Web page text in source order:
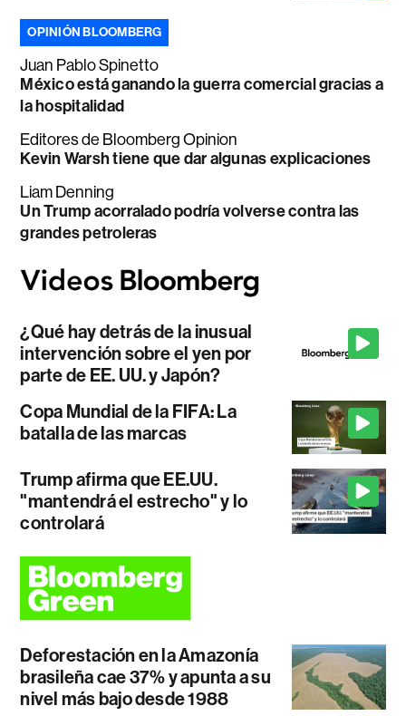
OPINIÓN BLOOMBERG
Juan Pablo Spinetto
México está ganando la guerra comercial gracias a
la hospitalidad
Editores de Bloomberg Opinion
Kevin Warsh tiene que dar algunas explicaciones
Liam Denning
Un Trump acorralado podría volverse contra las
grandes petroleras
¿Qué hay detrás de la inusual
intervención sobre el yen por
parte de EE. UU. y Japón?
Copa Mundial de la FIFA: La
batalla de las marcas
Trump afirma que EE.UU.
"mantendrá el estrecho" y lo
controlará
Deforestación en la Amazonía
brasileña cae 37% y apunta a su
nivel más bajo desde 1988